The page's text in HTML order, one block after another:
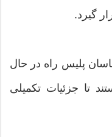
گیرد.
پلیس راه در حال
تا جزئیات تکمیلی